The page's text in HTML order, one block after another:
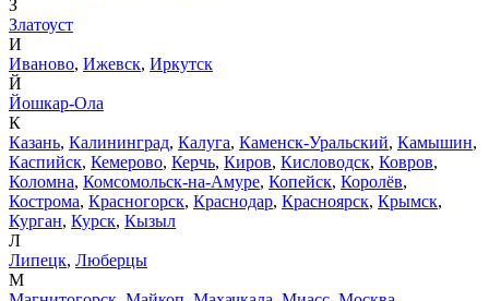
З
Златоуст
И
Иваново, Ижевск, Иркутск
Й
Йошкар-Ола
К
Казань, Калининград, Калуга, Каменск-Уральский, Камышин,
Каспийск, Кемерово, Керчь, Киров, Кисловодск, Ковров,
Коломна, Комсомольск-на-Амуре, Копейск, Королёв,
Кострома, Красногорск, Краснодар, Красноярск, Крымск,
Курган, Курск, Кызыл
Л
Липецк, Люберцы
М